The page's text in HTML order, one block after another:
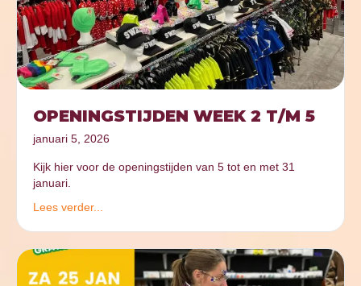
OPENINGSTIJDEN WEEK 2 T/M 5
januari 5, 2026
Kijk hier voor de openingstijden van 5 tot en met 31
januari.
Lees verder...